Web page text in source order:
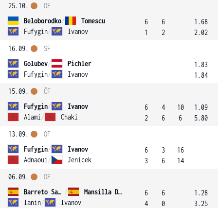
25.10.
Beloborodko/
Tomescu
Fufygin/ Ivanov
OF
6
1
6
2
1.68
2.02
16.09.
Golubev/
Pichler
Fufygin/ Ivanov
SF
1.83
1.84
15.09.
Fufygin/
Ivanov
Alami / Chaki
ČF
6
2
4
6
10
6
1.09
5.80
13.09.
Fufygin/
Ivanov
Adnaoui / Jenicek
OF
6
3
3
6
16
14
06.09.
Barreto Sanchez /
Mansilla Diez
Ianin/ Ivanov
OF
6
4
6
0
1.28
3.25